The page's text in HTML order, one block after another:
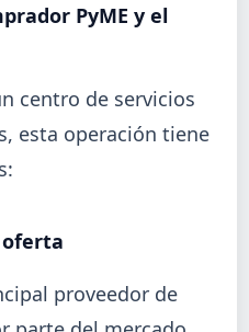
PyME y el
centro de servicios
esta operación tiene
oferta
proveedor de